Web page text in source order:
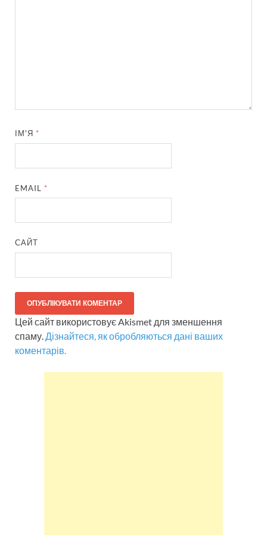
ІМ'Я *
EMAIL *
САЙТ
Цей сайт використовує Akismet для зменшення
спаму. Дізнайтеся, як обробляються дані ваших
коментарів.